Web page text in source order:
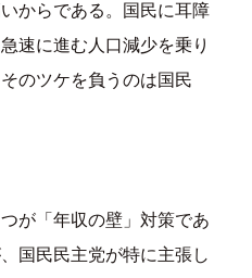
からである。国民に耳障
速に進む人口減少を乗り
のツケを負うのは国民
が「年収の壁」対策であ
国民民主党が特に主張し